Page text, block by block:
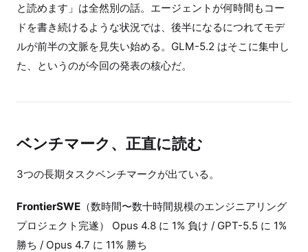
と読めます」は全然別の話。エージェントが何時間もコー
ドを書き続けるような状況では、後半になるにつれてモデ
ルが前半の文脈を見失い始める。GLM-5.2 はそこに集中し
た、というのが今回の発表の核心だ。
ベンチマーク、正直に読む
3つの長期タスクベンチマークが出ている。
FrontierSWE （数時間〜数十時間規模のエンジニアリング
プロジェクト完遂） Opus 4.8 に 1% 負け / GPT-5.5 に 1%
勝ち / Opus 4.7 に 11% 勝ち